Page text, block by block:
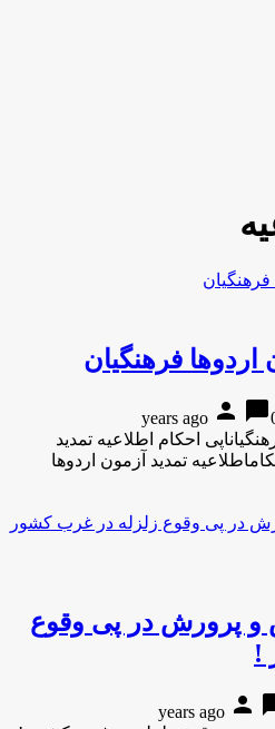
اردوها فرهنگیان
person chat_bubble
احکام اطلاعیه تمدید
تمدید آزمون اردوها
و پرورش در پی وقوع
!
person